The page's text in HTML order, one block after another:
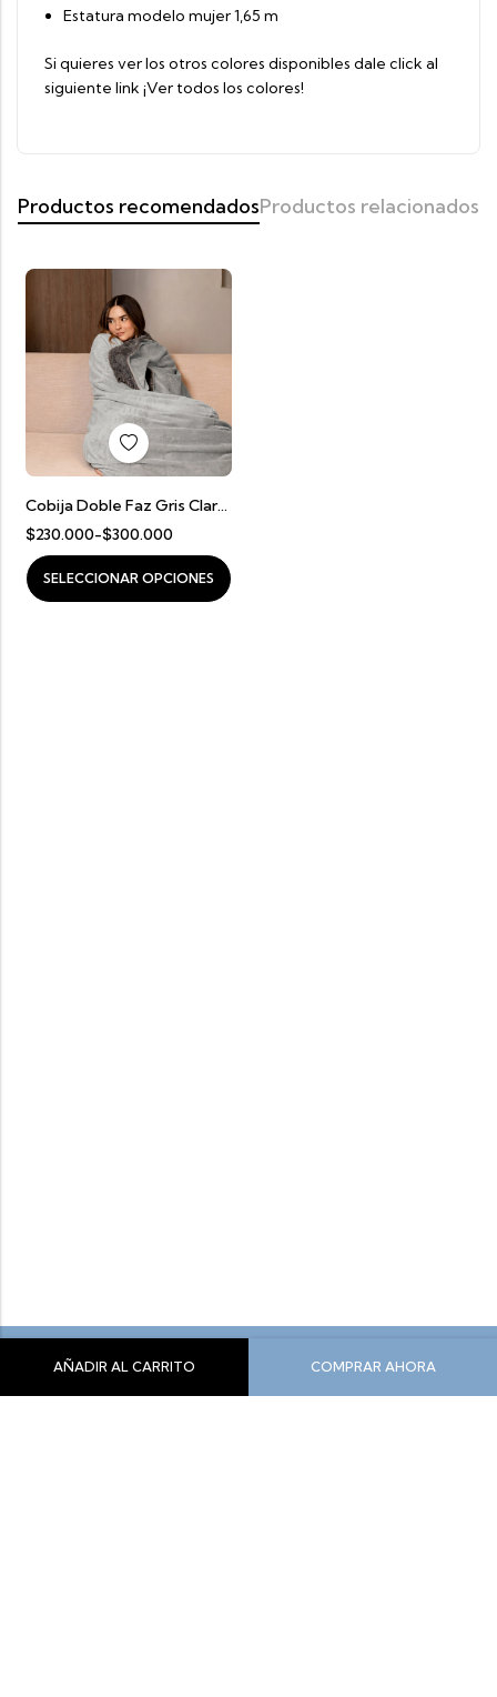
AÑADIR AL CARRITO COMPRAR AHORA
Estatura modelo mujer 1,65 m
Si quieres ver los otros colores disponibles dale click al
siguiente link ¡Ver todos los colores!
Productos recomendadosProductos relacionados
Cobija Doble Faz Gris Claro Con Gris Oscuro
$230.000-$300.000
SELECCIONAR OPCIONES